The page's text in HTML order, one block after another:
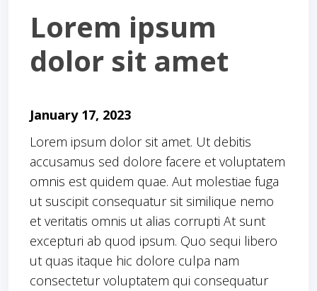
Lorem ipsum
dolor sit amet
January 17, 2023
Lorem ipsum dolor sit amet. Ut debitis
accusamus sed dolore facere et voluptatem
omnis est quidem quae. Aut molestiae fuga
ut suscipit consequatur sit similique nemo
et veritatis omnis ut alias corrupti At sunt
excepturi ab quod ipsum. Quo sequi libero
ut quas itaque hic dolore culpa nam
consectetur voluptatem qui consequatur